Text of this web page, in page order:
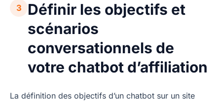
3
Définir les objectifs et
scénarios
conversationnels de
votre chatbot d’affiliation
La définition des objectifs d’un chatbot sur un site